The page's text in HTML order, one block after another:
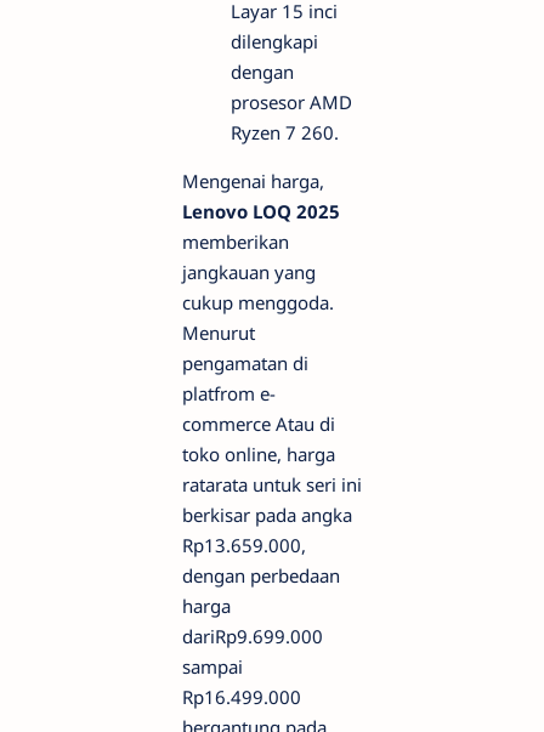
Layar 15 inci
dilengkapi
dengan
prosesor AMD
Ryzen 7 260.
Mengenai harga,
Lenovo LOQ 2025
memberikan
jangkauan yang
cukup menggoda.
Menurut
pengamatan di
platfrom e-
commerce Atau di
toko online, harga
ratarata untuk seri ini
berkisar pada angka
Rp13.659.000,
dengan perbedaan
harga
dariRp9.699.000
sampai
Rp16.499.000